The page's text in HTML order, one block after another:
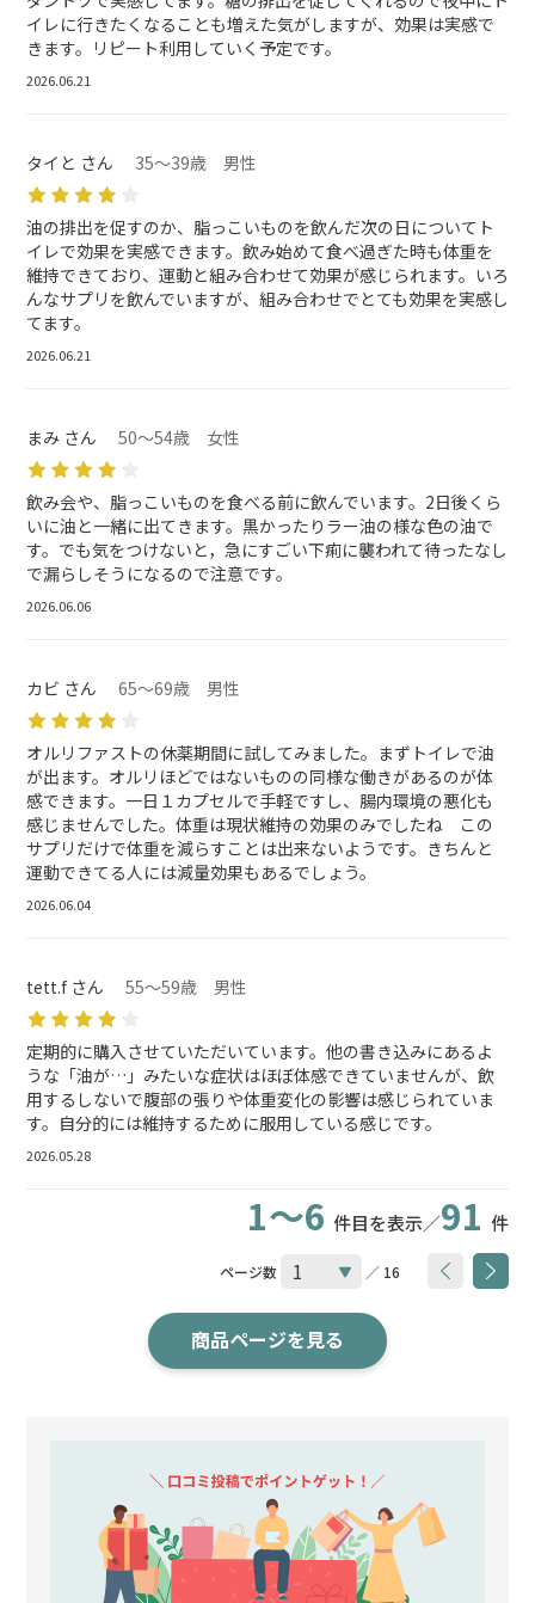
イレに行きたくなることも増えた気がしますが、効果は実感で
きます。リピート利用していく予定です。
2026.06.21
タイと さん 35～39歳 男性
油の排出を促すのか、脂っこいものを飲んだ次の日についてト
イレで効果を実感できます。飲み始めて食べ過ぎた時も体重を
維持できており、運動と組み合わせて効果が感じられます。いろ
んなサプリを飲んでいますが、組み合わせでとても効果を実感し
てます。
2026.06.21
まみ さん 50～54歳 女性
飲み会や、脂っこいものを食べる前に飲んでいます。2日後くら
いに油と一緒に出てきます。黒かったりラー油の様な色の油で
す。でも気をつけないと，急にすごい下痢に襲われて待ったなし
で漏らしそうになるので注意です。
2026.06.06
カビ さん 65～69歳 男性
オルリファストの休薬期間に試してみました。まずトイレで油
が出ます。オルリほどではないものの同様な働きがあるのが体
感できます。一日１カプセルで手軽ですし、腸内環境の悪化も
感じませんでした。体重は現状維持の効果のみでしたね この
サプリだけで体重を減らすことは出来ないようです。きちんと
運動できてる人には減量効果もあるでしょう。
2026.06.04
tett.f さん 55～59歳 男性
定期的に購入させていただいています。他の書き込みにあるよ
うな「油が…」みたいな症状はほぼ体感できていませんが、飲
用するしないで腹部の張りや体重変化の影響は感じられていま
す。自分的には維持するために服用している感じです。
2026.05.28
1～6 件目を表示／91 件
ページ数 ／ 16
商品ページを見る